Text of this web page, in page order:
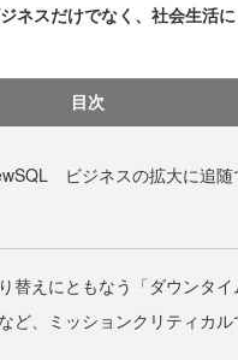
ネスだけでなく、社会生活に
目次
ビジネスの拡大に追随
替えにともなう「ダウンタイ
ど、ミッションクリティカ